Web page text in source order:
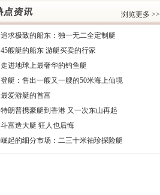
浏览更多 >>
追求极致的船东：独一无二全定制艇
45艘艇的船东 游艇买卖的行家
走进地球上最奢华的钓鱼艇
登艇：售出一艘又一艘的50米海上仙境
最爱游艇的首富
特朗普携豪艇到香港 又一次东山再起
斗富造大艇 狂人也后悔
崛起的细分市场：二三十米袖珍探险艇